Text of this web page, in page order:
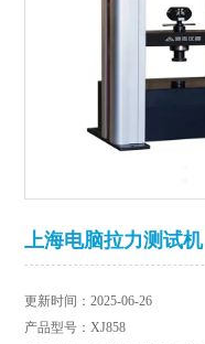
上海电脑拉力测试机
更新时间：2025-06-26
产品型号：XJ858